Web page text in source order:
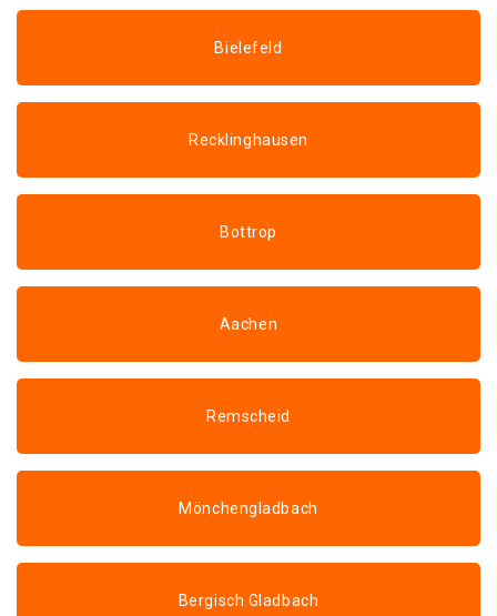
Bielefeld
Recklinghausen
Bottrop
Aachen
Remscheid
Mönchengladbach
Bergisch Gladbach